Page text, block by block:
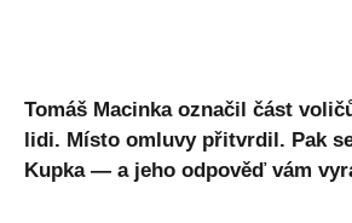
Tomáš Macinka označil část
lidi. Místo omluvy přitvrdil. Pak
Kupka — a jeho odpověď vám